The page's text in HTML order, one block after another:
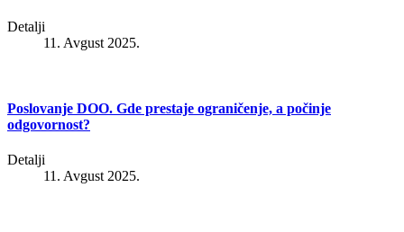
Detalji
11. Avgust 2025.
Poslovanje DOO. Gde prestaje ograničenje, a počinje
odgovornost?
Detalji
11. Avgust 2025.